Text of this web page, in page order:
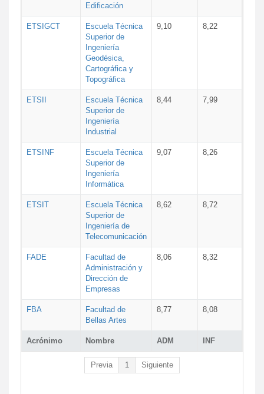
Acrónimo Nombre ADM INF
Edificación
ETSIGCT
Escuela Técnica
Superior de
Ingeniería
Geodésica,
Cartográfica y
Topográfica
9,10 8,22
ETSII
Escuela Técnica
Superior de
Ingeniería
Industrial
8,44 7,99
ETSINF
Escuela Técnica
Superior de
Ingeniería
Informática
9,07 8,26
ETSIT
Escuela Técnica
Superior de
Ingeniería de
Telecomunicación
8,62 8,72
FADE
Facultad de
Administración y
Dirección de
Empresas
8,06 8,32
FBA
Facultad de
Bellas Artes
8,77 8,08
Previa 1 Siguiente